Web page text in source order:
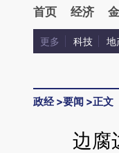
首页 经济
更多 科技 地
政经>要闻 >正文
边腐